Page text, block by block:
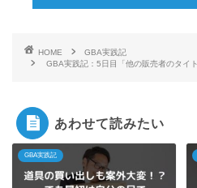
HOME
GBA実践記
GBA実践記：5日目「他の販売者のタイ
あわせて読みたい
GBA実践記